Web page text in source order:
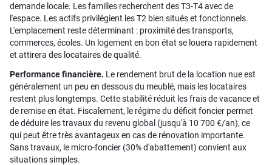
demande locale. Les familles recherchent des T3-T4 avec de
l'espace. Les actifs privilégient les T2 bien situés et fonctionnels.
L'emplacement reste déterminant : proximité des transports,
commerces, écoles. Un logement en bon état se louera rapidement
et attirera des locataires de qualité.
Performance financière. Le rendement brut de la location nue est
généralement un peu en dessous du meublé, mais les locataires
restent plus longtemps. Cette stabilité réduit les frais de vacance et
de remise en état. Fiscalement, le régime du déficit foncier permet
de déduire les travaux du revenu global (jusqu'à 10 700 €/an), ce
qui peut être très avantageux en cas de rénovation importante.
Sans travaux, le micro-foncier (30% d'abattement) convient aux
situations simples.